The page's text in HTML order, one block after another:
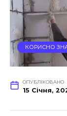
КОРИСНО
ОПУБЛІКОВАНО
15 Січня,